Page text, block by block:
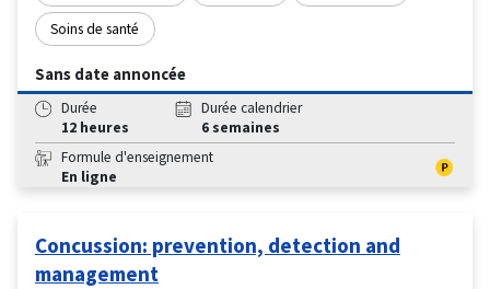
Soins de santé
Sans date annoncée
Durée
12 heures
Durée calendrier
6 semaines
Formule d'enseignement
En ligne
Concussion: prevention, detection and
management